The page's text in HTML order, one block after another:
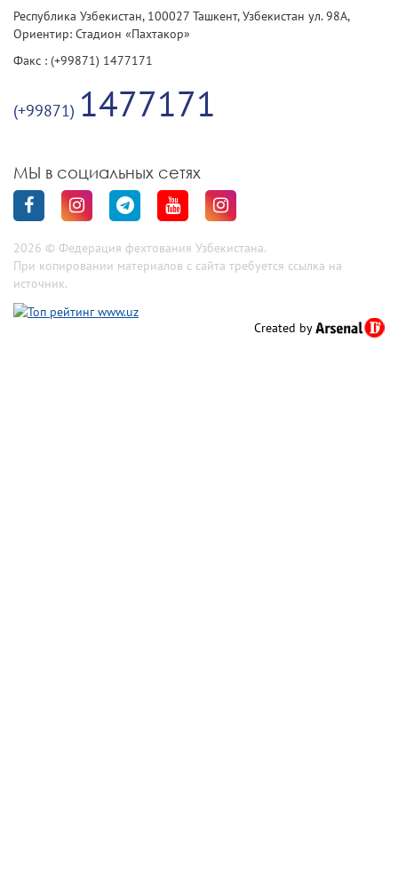
Республика Узбекистан, 100027 Ташкент, Узбекистан ул. 98А,
Ориентир: Стадион «Пахтакор»
Факс : (+99871) 1477171
(+99871) 1477171
МЫ в социальных сетях
2026 © Федерация фехтования Узбекистана.
При копировании материалов с сайта требуется ссылка на
источник.
Created by